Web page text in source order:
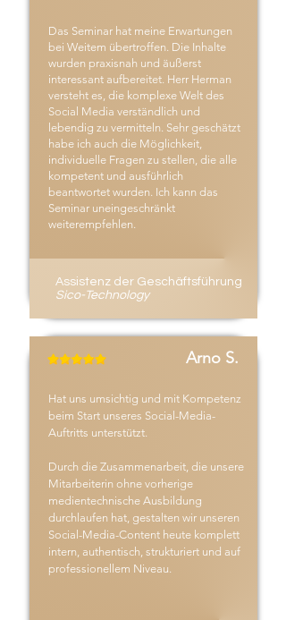
Das Seminar hat meine Erwartungen
bei Weitem übertroffen. Die Inhalte
wurden praxisnah und äußerst
interessant aufbereitet. Herr Herman
versteht es, die komplexe Welt des
Social Media verständlich und
lebendig zu vermitteln. Sehr geschätzt
habe ich auch die Möglichkeit,
individuelle Fragen zu stellen, die alle
kompetent und ausführlich
beantwortet wurden. Ich kann das
Seminar uneingeschränkt
weiterempfehlen.
Assistenz der Geschäftsführung
Sico-Technology
Arno S.
Hat uns umsichtig und mit Kompetenz
beim Start unseres Social-Media-
Auftritts unterstützt.
Durch die Zusammenarbeit, die unsere
Mitarbeiterin ohne vorherige
medientechnische Ausbildung
durchlaufen hat, gestalten wir unseren
Social-Media-Content heute komplett
intern, authentisch, strukturiert und auf
professionellem Niveau.